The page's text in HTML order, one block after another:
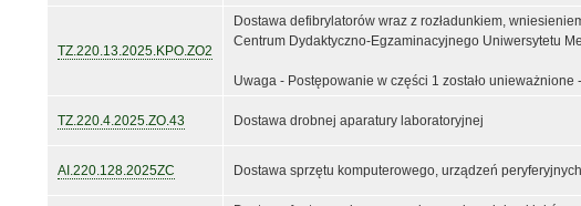
TZ.220.13.2025.KPO.ZO2
Dostawa defibrylatorów wraz z rozładunkiem,
Centrum Dydaktyczno-Egzaminacyjnego Uniwersytetu
Uwaga - Postępowanie w części 1 zostało unieważnione
TZ.220.4.2025.ZO.43 Dostawa drobnej aparatury laboratoryjnej
AI.220.128.2025ZC Dostawa sprzętu komputerowego, urządzeń